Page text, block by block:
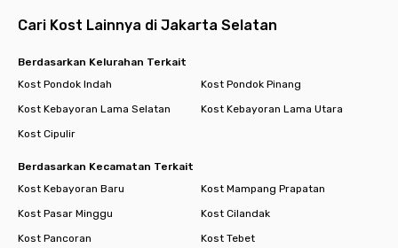
sudah berfurnitur lengkap dengan Wi-Fi dan TV. Kamu juga bisa
lain yang bisa kamu nikmati adalah dapur bersama, area makan,
Asyik banget, kan? Langsung pesan kamar incaranmu sebelum
Cari kost lain di Jakarta Barat.
Cari Kost Lainnya di Jakarta Selatan
Berdasarkan Kelurahan Terkait
Kost Pondok Indah
Kost Pondok Pinang
Kost Kebayoran Lama Selatan
Kost Kebayoran Lama Utara
Kost Cipulir
Berdasarkan Kecamatan Terkait
Kost Kebayoran Baru
Kost Mampang Prapatan
Kost Pasar Minggu
Kost Cilandak
Kost Pancoran
Kost Tebet